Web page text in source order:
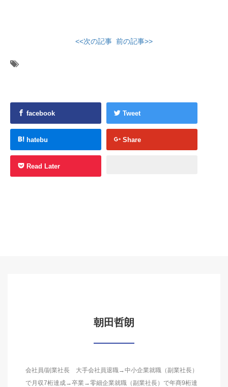
<<次の記事 前の記事>>
facebook Tweet
hatebu Share
Read Later
朝田哲朗
会社員/副業社長 大手会社員退職→中小企業就職（副業社長）
で月収7桁達成→卒業→零細企業就職（副業社長）で年商9桁達